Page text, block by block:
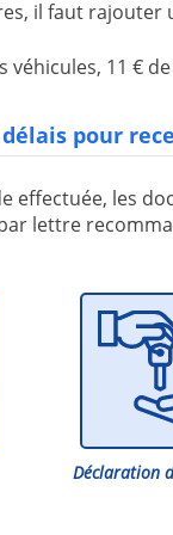
il faut rajouter
véhicules, 11 €
pour
effectuée, les
lettre
Déclaration